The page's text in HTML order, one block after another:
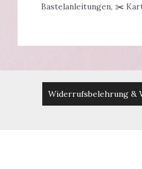
Bastelanleitungen, ✂️
Widerrufsbelehrung &